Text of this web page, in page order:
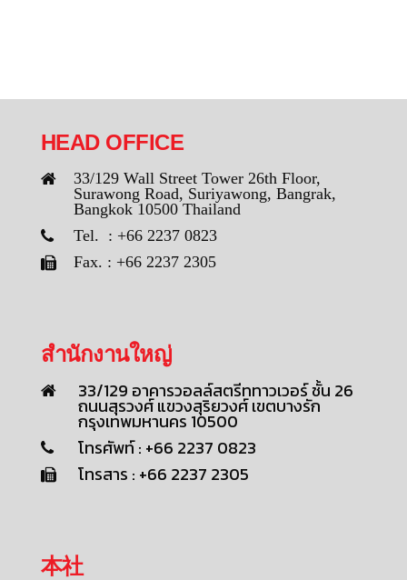
HEAD OFFICE
33/129 Wall Street Tower 26th Floor,
Surawong Road, Suriyawong, Bangrak,
Bangkok 10500 Thailand
Tel. : +66 2237 0823
Fax. : +66 2237 2305
สำนักงานใหญ่
33/129 อาคารวอลล์สตรีททาวเวอร์ ชั้น 26
ถนนสุรวงศ์ แขวงสุริยวงศ์ เขตบางรัก
กรุงเทพมหานคร 10500
โทรศัพท์ : +66 2237 0823
โทรสาร : +66 2237 2305
本社